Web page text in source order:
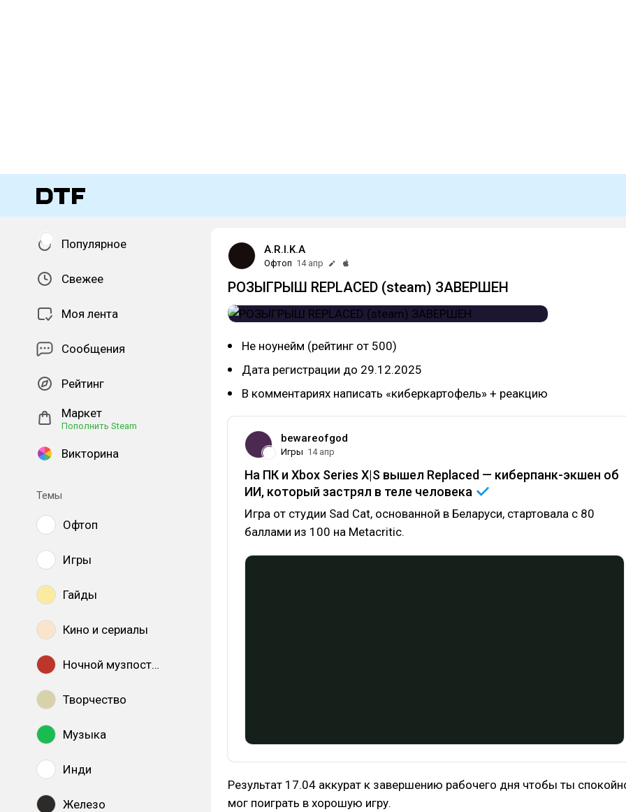
Популярное
Свежее
Моя лента
Сообщения
Рейтинг
Маркет
Пополнить Steam
Викторина
Темы
Офтоп
Игры
Гайды
Кино и сериалы
Ночной музпостинг
Творчество
Музыка
Инди
Железо
A.R.I.K.A
Офтоп 14 апр
РОЗЫГРЫШ REPLACED (steam) ЗАВЕРШЕН
Не ноунейм (рейтинг от 500)
Дата регистрации до 29.12.2025
В комментариях написать «киберкартофель» + реакцию
bewareofgod
Игры 14 апр
На ПК и Xbox Series X|S вышел Replaced — киберпанк-экшен об
ИИ, который застрял в теле человека
Игра от студии Sad Cat, основанной в Беларуси, стартовала с 80
баллами из 100 на Metacritic.
Результат 17.04 аккурат к завершению рабочего дня чтобы ты
мог поиграть в хорошую игру.